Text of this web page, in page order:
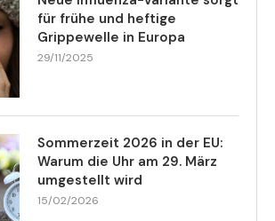
für frühe und heftige
Grippewelle in Europa
29/11/2025
Sommerzeit 2026 in der EU:
Warum die Uhr am 29. März
umgestellt wird
15/02/2026